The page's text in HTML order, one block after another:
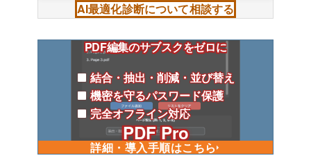
AI最適化診断について相談する
PDF編集のサブスクをゼロに
結合・抽出・削減・並び替え
機密を守るパスワード保護
完全オフライン対応
PDF Pro
詳細・導入手順はこちら